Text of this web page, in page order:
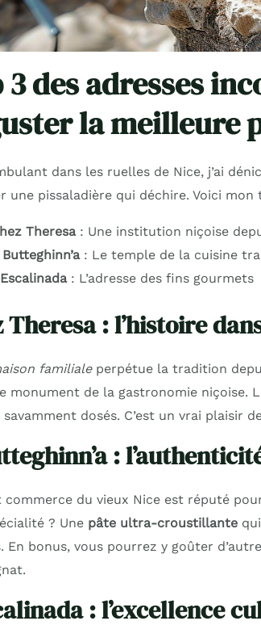
3 des adresses
la meilleure
dans les ruelles de Nice, j’ai
une pissaladière qui déchire. Voici mon
Theresa: Une institution niçoise
Butteghinn’a: Le temple de la cuisine
: L’adresse des fins gourmets
Theresa : l’histoire
familialeperpétue la tradition
monument de la gastronomie niçoise.
savamment dosés. C’est un vrai plaisir
:
commerce du vieux Nice est réputé
? Une pâte ultra-croustillantequi
En bonus, vous pourrez y goûter
: l’excellence